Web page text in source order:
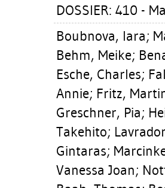
DOSSIER: 410 -
Boubnova, Iara;
Behm, Meike;
Esche, Charles;
Annie; Fritz,
Greschner, Pia;
Takehito;
Gintaras;
Vanessa Joan;